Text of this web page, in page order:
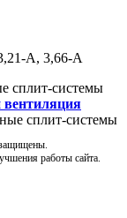
A, 3,66-A
сплит-системы
работы сайта.